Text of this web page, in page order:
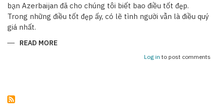
bạn Azerbaijan đã cho chúng tôi biết bao điều tốt đẹp.
Trong những điều tốt đẹp ấy, có lẽ tình người vẫn là điều quý
giá nhất.
READ MORE
Log in to post comments